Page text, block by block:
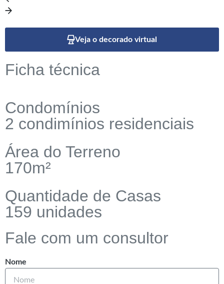
Veja o decorado virtual
Ficha técnica
Condomínios
2 condimínios residenciais
Área do Terreno​
170m²
Quantidade de Casas
159 unidades
Fale com um consultor
Nome